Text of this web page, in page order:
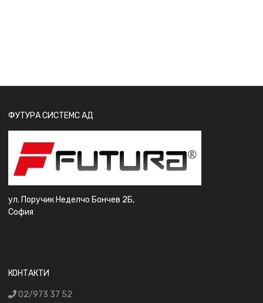
ФУТУРА СИСТЕМС АД
ул. Поручик Неделчо Бончев 2Б,
София
КОНТАКТИ
02/973 37 52